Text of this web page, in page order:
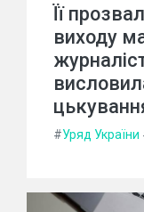
Її
виходу
#Уряд України